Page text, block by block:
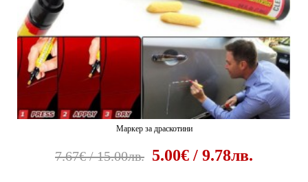
Маркер за драскотини
7.67€ / 15.00лв. 5.00€ / 9.78лв.